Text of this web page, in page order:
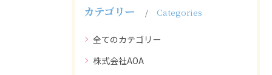
カテゴリー Categories
全てのカテゴリー
株式会社AOA